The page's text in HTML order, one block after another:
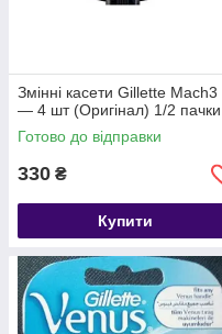
Змінні касети Gillette Mach3
— 4 шт (Оригінал) 1/2 пачки
Готово до відправки
330 ₴
Купити